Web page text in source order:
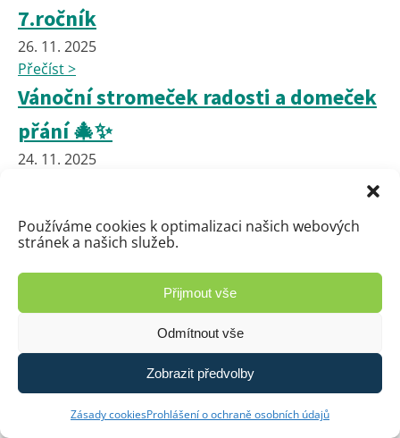
Používáme cookies k optimalizaci našich webových
stránek a našich služeb.
Přijmout vše
Odmítnout vše
Zobrazit předvolby
Zásady cookiesProhlášení o ochraně osobních údajů
7.ročník
26. 11. 2025
Přečíst >
Vánoční stromeček radosti a domeček
přání 🎄✨
24. 11. 2025
23. 11. 2025
Okresní kolo florbalu
23. 11. 2025
Exkurze do Institutu Paměti národa
Pardubice